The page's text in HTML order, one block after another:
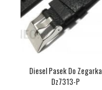
Diesel Pasek Do Zegarka
Dz7313-P